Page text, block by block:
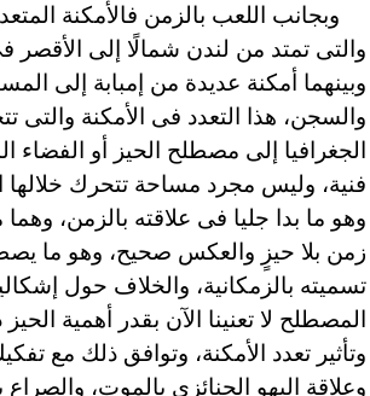
وبجانب اللعب بالزمن فالأمكنة
والتى تمتد من لندن شمالًا إلى
وبينهما أمكنة عديدة من إمبابة إلى
والسجن، هذا التعدد فى الأمكنة والتى
الجغرافيا إلى مصطلح الحيز أو الفضاء
فنية، وليس مجرد مساحة تتحرك
وهو ما بدا جليا فى علاقته بالزمن، وهما
زمن بلا حيزٍ والعكس صحيح، وهو ما
تسميته بالزمكانية، والخلاف حول
المصطلح لا تعنينا الآن بقدر أهمية
وتأثير تعدد الأمكنة، وتوافق ذلك مع
وعلاقة البهو الجنائزي بالموت، والصراع